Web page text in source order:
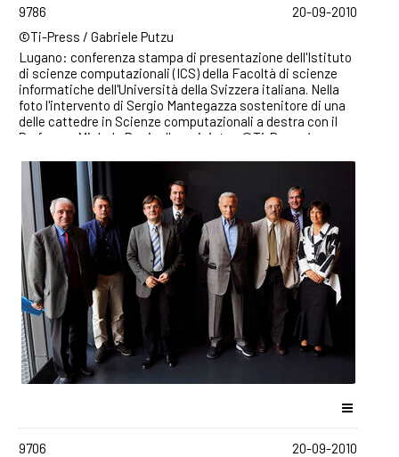
9786
20-09-2010
©Ti-Press / Gabriele Putzu
Lugano: conferenza stampa di presentazione dell'Istituto
di scienze computazionali (ICS) della Facoltà di scienze
informatiche dell'Università della Svizzera italiana. Nella
foto l'intervento di Sergio Mantegazza sostenitore di una
delle cattedre in Scienze computazionali a destra con il
Professor Michele Parrinello a sinistra. ©Ti-Press /
9706
20-09-2010